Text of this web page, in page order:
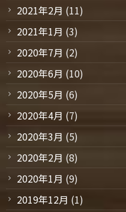
2021年2月 (11)
2021年1月 (3)
2020年7月 (2)
2020年6月 (10)
2020年5月 (6)
2020年4月 (7)
2020年3月 (5)
2020年2月 (8)
2020年1月 (9)
2019年12月 (1)